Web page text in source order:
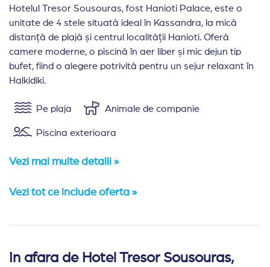
Hotelul Tresor Sousouras, fost Hanioti Palace, este o
unitate de 4 stele situată ideal în Kassandra, la mică
distanță de plajă și centrul localității Hanioti. Oferă
camere moderne, o piscină în aer liber și mic dejun tip
bufet, fiind o alegere potrivită pentru un sejur relaxant în
Halkidiki.
Pe plaja Animale de companie
Piscina exterioara
Vezi mai multe detalii »
Vezi tot ce include oferta »
Amplasare: Hotel Tresor Sousouras se afla in
In afara de Hotel Tresor Sousouras,